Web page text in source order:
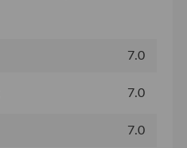
7.0
7.0
7.0